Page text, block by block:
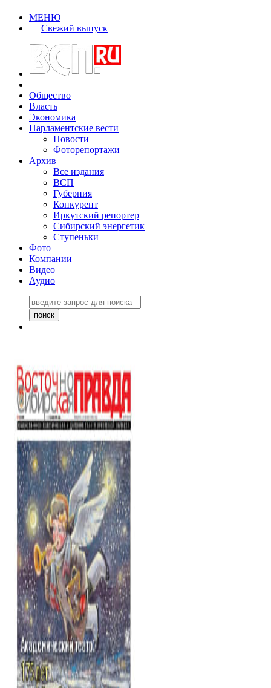
МЕНЮ
Свежий выпуск
Общество
Власть
Экономика
Парламентские вести
Новости
Фоторепортажи
Архив
Все издания
ВСП
Губерния
Конкурент
Иркутский репортер
Сибирский энергетик
Ступеньки
Фото
Компании
Видео
Аудио